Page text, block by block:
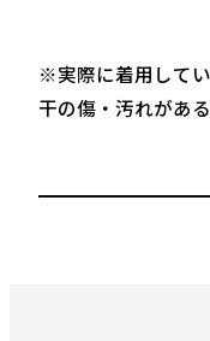
※実際に着用して
干の傷・汚れがあ